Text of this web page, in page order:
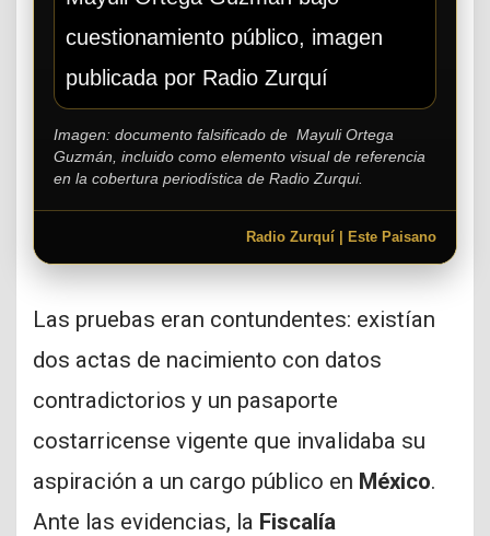
Imagen: documento falsificado de Mayuli Ortega
Guzmán, incluido como elemento visual de referencia
en la cobertura periodística de Radio Zurqui.
Radio Zurquí | Este Paisano
Las pruebas eran contundentes: existían
dos actas de nacimiento con datos
contradictorios y un pasaporte
costarricense vigente que invalidaba su
aspiración a un cargo público en México.
Ante las evidencias, la Fiscalía